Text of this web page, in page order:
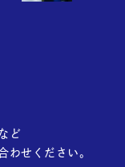
ど
せください。